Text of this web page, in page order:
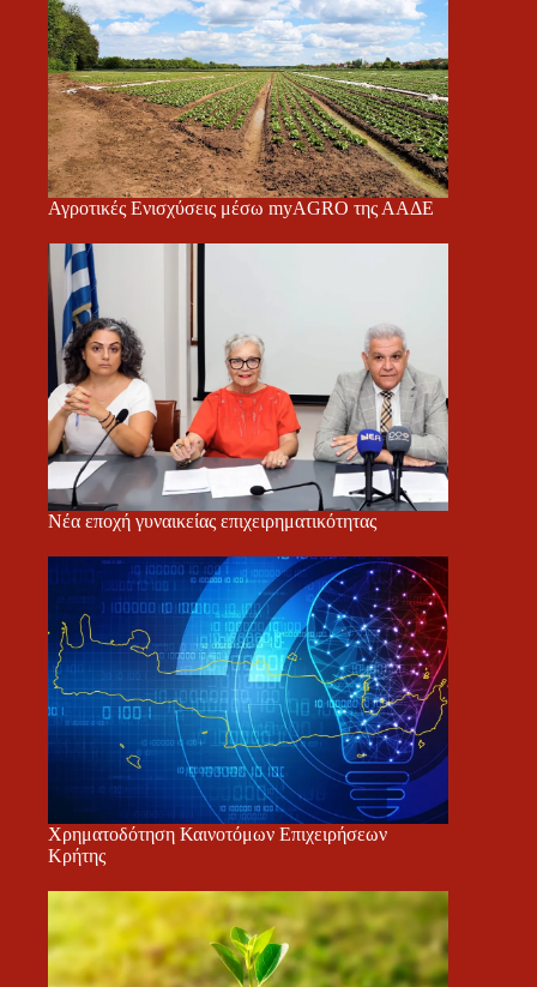
Αγροτικές Ενισχύσεις μέσω myAGRO της ΑΑΔΕ
Νέα εποχή γυναικείας επιχειρηματικότητας
Χρηματοδότηση Καινοτόμων Επιχειρήσεων
Κρήτης